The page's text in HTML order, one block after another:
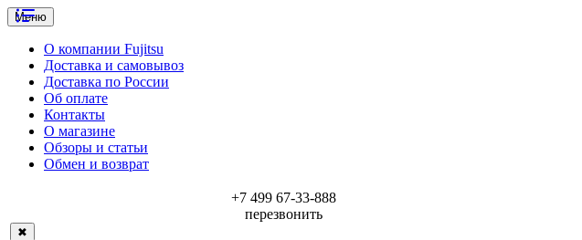
Меню
О компании Fujitsu
Доставка и самовывоз
Доставка по России
Об оплате
Контакты
О магазине
Обзоры и статьи
Обмен и возврат
+7 499 67-33-888
перезвонить
✖